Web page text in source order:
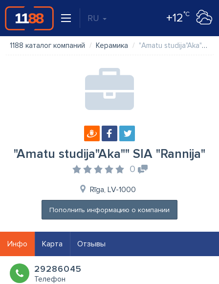
RU +12°C
1188 каталог компаний Керамика "Amatu studija"Aka"" SIA "Rannija"
"Amatu studija"Aka"" SIA "Rannija"
0
Rīga, LV-1000
Пополнить информацию о компании
Инфо Карта Отзывы
29286045
Телефон